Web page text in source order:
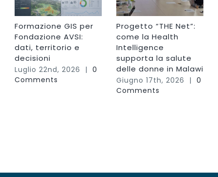
Formazione GIS per
Fondazione AVSI:
dati, territorio e
decisioni
Luglio 22nd, 2026 | 0
Comments
Progetto “THE Net”:
come la Health
Intelligence
supporta la salute
delle donne in Malawi
Giugno 17th, 2026 | 0
Comments